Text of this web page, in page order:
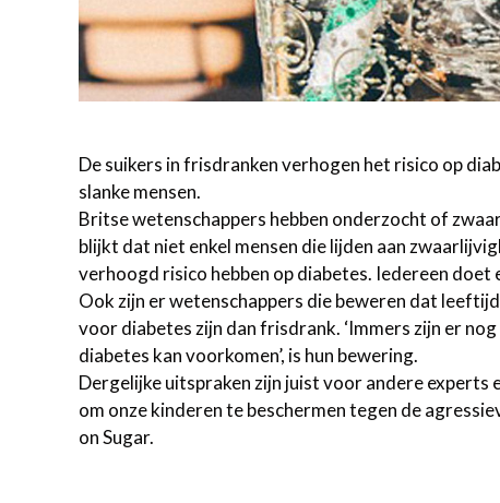
De suikers in frisdranken verhogen het risico op
slanke mensen.
Britse wetenschappers hebben onderzocht of
blijkt dat niet enkel mensen die lijden aan
verhoogd risico hebben op diabetes. Iedereen
Ook zijn er wetenschappers die beweren dat
voor diabetes zijn dan frisdrank. ‘Immers zijn er
diabetes kan voorkomen’, is hun bewering.
Dergelijke uitspraken zijn juist voor andere experts
om onze kinderen te beschermen tegen de
on Sugar.